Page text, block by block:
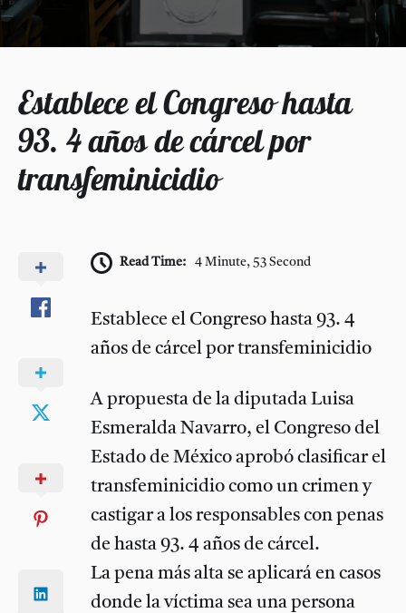
Establece el Congreso hasta
93. 4 años de cárcel por
transfeminicidio
Read Time: 4 Minute, 53 Second
Establece el Congreso hasta 93. 4
años de cárcel por transfeminicidio
A propuesta de la diputada Luisa
Esmeralda Navarro, el Congreso del
Estado de México aprobó clasificar el
transfeminicidio como un crimen y
castigar a los responsables con penas
de hasta 93. 4 años de cárcel.
La pena más alta se aplicará en casos
donde la víctima sea una persona